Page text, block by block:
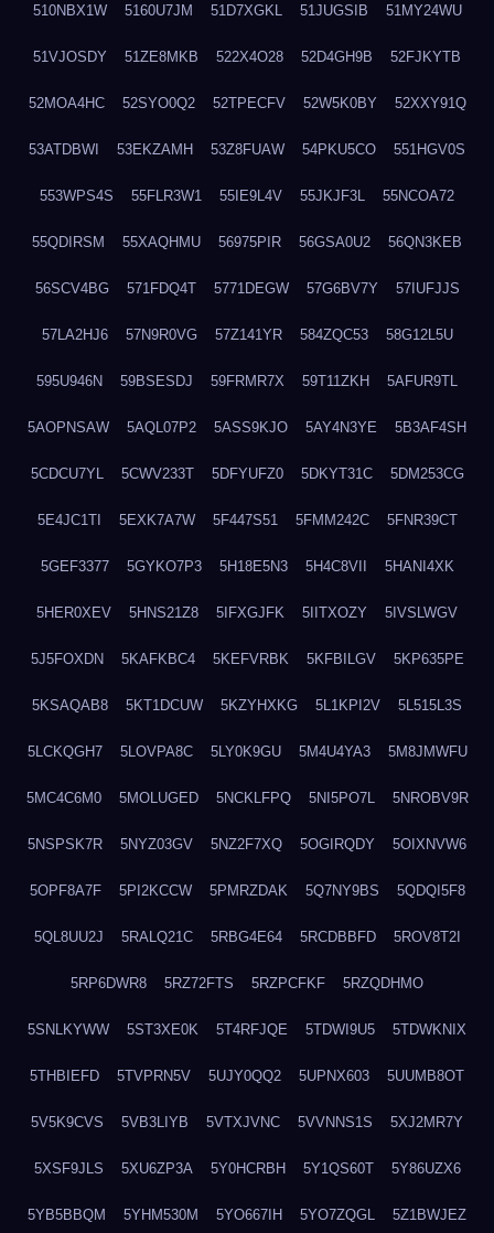
510NBX1W 5160U7JM 51D7XGKL 51JUGSIB 51MY24WU
51VJOSDY 51ZE8MKB 522X4O28 52D4GH9B 52FJKYTB
52MOA4HC 52SYO0Q2 52TPECFV 52W5K0BY 52XXY91Q
53ATDBWI 53EKZAMH 53Z8FUAW 54PKU5CO 551HGV0S
553WPS4S 55FLR3W1 55IE9L4V 55JKJF3L 55NCOA72
55QDIRSM 55XAQHMU 56975PIR 56GSA0U2 56QN3KEB
56SCV4BG 571FDQ4T 5771DEGW 57G6BV7Y 57IUFJJS
57LA2HJ6 57N9R0VG 57Z141YR 584ZQC53 58G12L5U
595U946N 59BSESDJ 59FRMR7X 59T11ZKH 5AFUR9TL
5AOPNSAW 5AQL07P2 5ASS9KJO 5AY4N3YE 5B3AF4SH
5CDCU7YL 5CWV233T 5DFYUFZ0 5DKYT31C 5DM253CG
5E4JC1TI 5EXK7A7W 5F447S51 5FMM242C 5FNR39CT
5GEF3377 5GYKO7P3 5H18E5N3 5H4C8VII 5HANI4XK
5HER0XEV 5HNS21Z8 5IFXGJFK 5IITXOZY 5IVSLWGV
5J5FOXDN 5KAFKBC4 5KEFVRBK 5KFBILGV 5KP635PE
5KSAQAB8 5KT1DCUW 5KZYHXKG 5L1KPI2V 5L515L3S
5LCKQGH7 5LOVPA8C 5LY0K9GU 5M4U4YA3 5M8JMWFU
5MC4C6M0 5MOLUGED 5NCKLFPQ 5NI5PO7L 5NROBV9R
5NSPSK7R 5NYZ03GV 5NZ2F7XQ 5OGIRQDY 5OIXNVW6
5OPF8A7F 5PI2KCCW 5PMRZDAK 5Q7NY9BS 5QDQI5F8
5QL8UU2J 5RALQ21C 5RBG4E64 5RCDBBFD 5ROV8T2I
5RP6DWR8 5RZ72FTS 5RZPCFKF 5RZQDHMO
5SNLKYWW 5ST3XE0K 5T4RFJQE 5TDWI9U5 5TDWKNIX
5THBIEFD 5TVPRN5V 5UJY0QQ2 5UPNX603 5UUMB8OT
5V5K9CVS 5VB3LIYB 5VTXJVNC 5VVNNS1S 5XJ2MR7Y
5XSF9JLS 5XU6ZP3A 5Y0HCRBH 5Y1QS60T 5Y86UZX6
5YB5BBQM 5YHM530M 5YO667IH 5YO7ZQGL 5Z1BWJEZ